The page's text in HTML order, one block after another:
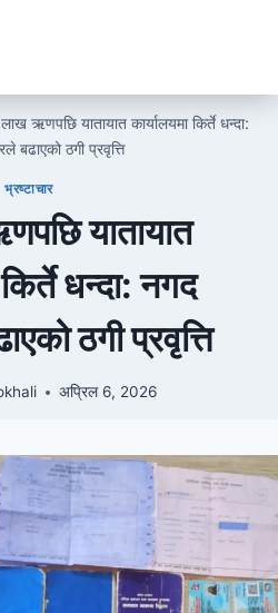
ऋणपछि यातायात कार्यालयमा किर्ते धन्दा:
बढाएको ठगी प्रवृत्ति
भ्रष्टाचार
यातायात
धन्दा: नगद
ठगी प्रवृत्ति
अप्रिल 6, 2026